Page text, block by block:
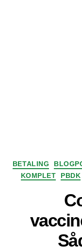
BETALING
KOMPLET
PBDK